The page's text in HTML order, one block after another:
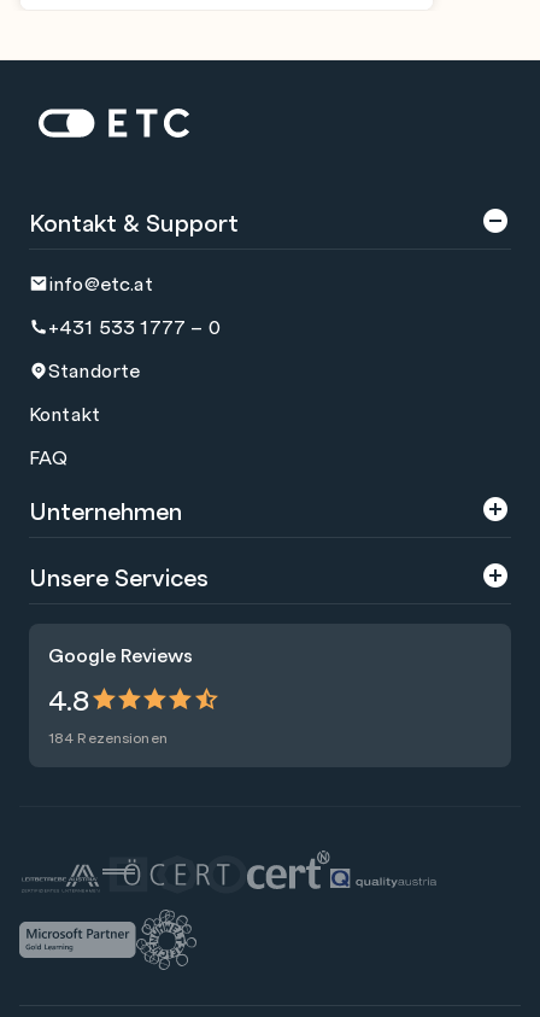
Startseite: ETC
Google Reviews
4.8
184 Rezensionen
Kontakt & Support
info@etc.at
+431 533 1777 – 0
Standorte
Kontakt
FAQ
Unternehmen
Über uns
Presse
Nachhaltigkeit
Blog
Unsere Services
Zertifizierungen
Raummiete